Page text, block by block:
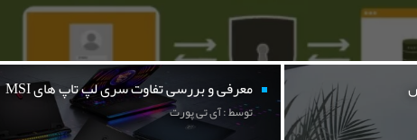
معرفی و بررسی تفاوت سری لپ تاپ های MSI
توسط : آی تی پورت